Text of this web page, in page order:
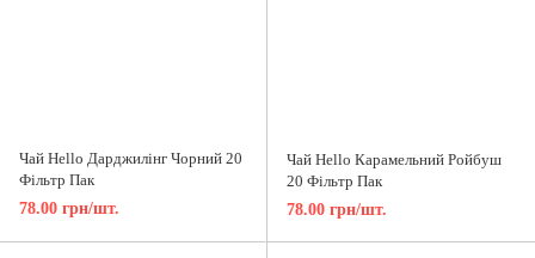
Чай Hello Дарджилінг Чорний 20
Фільтр Пак
78.00 грн/шт.
Чай Hello Карамельний Ройбуш
20 Фільтр Пак
78.00 грн/шт.